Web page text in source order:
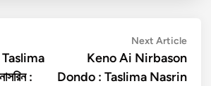
:
Next ArticleNext
Keno Ai Nirbason
Dondo : Taslima Nasrin